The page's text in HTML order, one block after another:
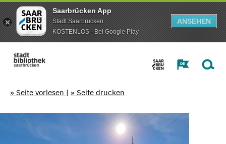
Saarbrücken App
Stadt Saarbrücken
KOSTENLOS - Bei Google Play
ANSEHEN
» Seite vorlesen | » Seite drucken